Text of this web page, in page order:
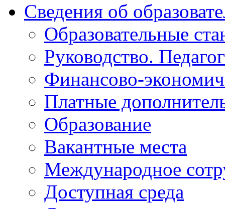
Сведения об
Образовательные
Руководство.
Финансово-
Платные
Образование
Вакантные места
Международное
Доступная среда